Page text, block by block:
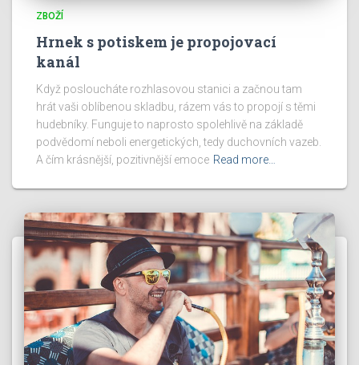
ZBOŽÍ
Hrnek s potiskem je propojovací
kanál
Když posloucháte rozhlasovou stanici a začnou tam
hrát vaši oblíbenou skladbu, rázem vás to propojí s těmi
hudebníky. Funguje to naprosto spolehlivě na základě
podvědomí neboli energetických, tedy duchovních vazeb.
A čím krásnější, pozitivnější emoce Read more…